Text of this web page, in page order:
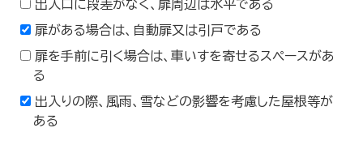
出入口に段差がなく、扉周辺は水平である
扉がある場合は、自動扉又は引戸である
扉を手前に引く場合は、車いすを寄せるスペースがあ
る
出入りの際、風雨、雪などの影響を考慮した屋根等が
ある